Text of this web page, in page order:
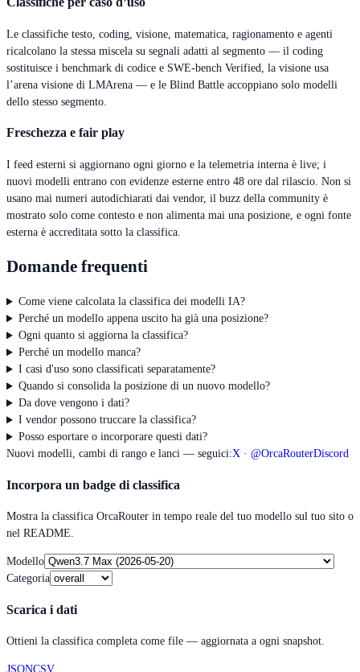
Le classifiche testo, coding, visione, matematica, ragionamento e agenti
ricalcolano la stessa miscela su segnali adatti al segmento — il coding
sostituisce i benchmark di codice e SWE-bench Verified, la visione usa
l’arena visione di LMArena — e le Blind Battle accoppiano solo modelli
dello stesso segmento.
Freschezza e fair play
I feed esterni si aggiornano ogni giorno e la telemetria interna è live; i
nuovi modelli entrano con evidenze esterne entro 48 ore dal rilascio. Non si
usano mai numeri autodichiarati dai vendor, il buzz della community è
mostrato solo come contesto e non alimenta mai una posizione, e ogni fonte
esterna è accreditata sotto la classifica.
Domande frequenti
Come viene calcolata la classifica dei modelli IA?
Perché un modello appena uscito ha già una posizione?
Ogni quanto si aggiorna la classifica?
Perché un modello manca?
I casi d'uso sono classificati separatamente?
Quando si consolida la posizione di un nuovo modello?
Da dove vengono i dati?
I vendor possono truccare la classifica?
Posso esportare o incorporare questi dati?
Nuovi modelli, cambi di rango e lanci — seguici:X · @OrcaRouterDiscord
Incorpora un badge di classifica
Mostra la classifica OrcaRouter in tempo reale del tuo modello sul tuo sito o
nel README.
Modello
Categoria
Scarica i dati
Ottieni la classifica completa come file — aggiornata a ogni snapshot.
JSONCSV